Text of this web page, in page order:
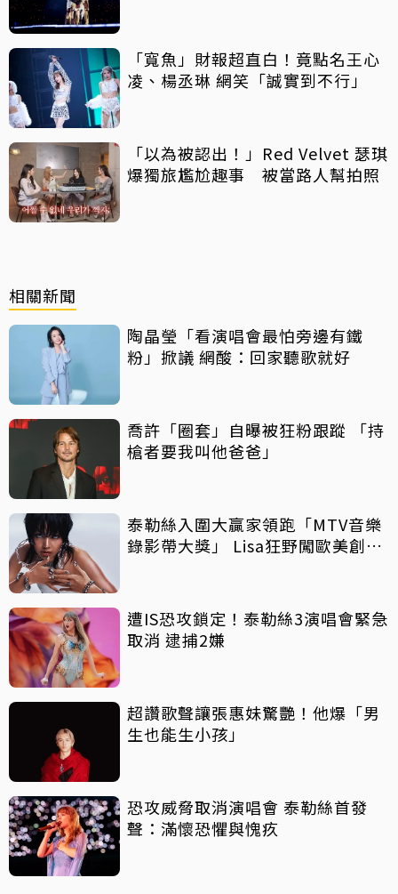
「寬魚」財報超直白！竟點名王心
凌、楊丞琳 網笑「誠實到不行」
「以為被認出！」Red Velvet 瑟琪
爆獨旅尷尬趣事 被當路人幫拍照
相關新聞
陶晶瑩「看演唱會最怕旁邊有鐵
粉」掀議 網酸：回家聽歌就好
喬許「圈套」自曝被狂粉跟蹤 「持
槍者要我叫他爸爸」
泰勒絲入圍大贏家領跑「MTV音樂
錄影帶大獎」 Lisa狂野闖歐美創佳
遭IS恐攻鎖定！泰勒絲3演唱會緊急
取消 逮捕2嫌
超讚歌聲讓張惠妹驚艷！他爆「男
生也能生小孩」
恐攻威脅取消演唱會 泰勒絲首發
聲：滿懷恐懼與愧疚